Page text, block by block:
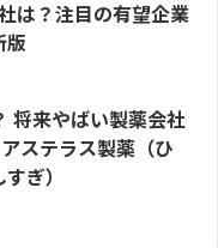
は？注目の有望企業
版
将来やばい製薬会社
ステラス製薬（ひ
ぎ）